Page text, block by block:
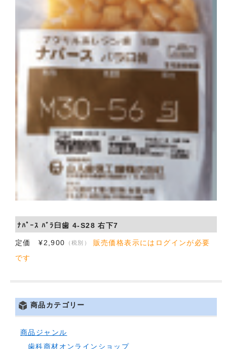
ﾅﾊﾟｰｽ ﾊﾞﾗ臼歯 4-S28 右下7
定価 ¥2,900 （税別）
販売価格表示にはログインが必要
です
商品カテゴリー
商品ジャンル
歯科商材オンラインショップ